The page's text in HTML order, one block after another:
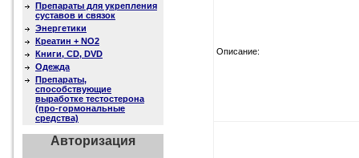
Препараты для укрепления
суставов и связок
Энергетики
Креатин + NO2
Книги, CD, DVD
Одежда
Препараты,
способствующие
выработке тестостерона
(про-гормональные
средства)
Авторизация
Описание: